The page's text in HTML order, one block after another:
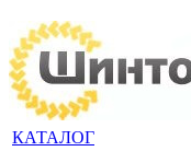
КАТАЛОГ